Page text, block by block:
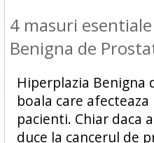
4 masuri
Benigna de
Hiperplazia Benigna
boala care
pacienti. Chiar daca
duce la cancerul de